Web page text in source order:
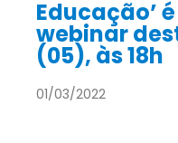
Educação’
webinar
(05), às 18h
01/03/2022